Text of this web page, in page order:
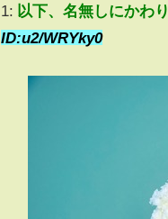
1: 以下、名無しにかわ
ID:u2/WRYky0